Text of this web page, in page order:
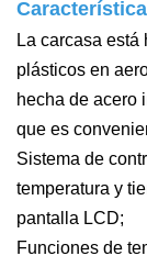
La carcasa
plásticos en
hecha de acero
que es
Sistema de
temperatura y
pantalla LCD;
Funciones de